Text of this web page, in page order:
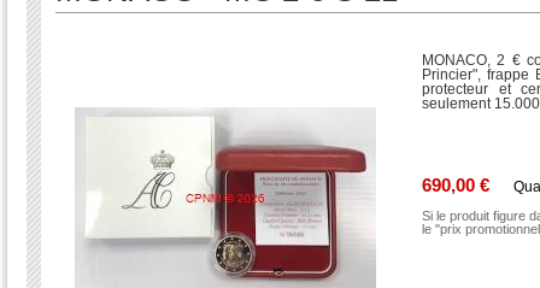
MONACO, 2 €
Princier", frappe
protecteur et
seulement
690,00 €
Si le produit figure
le "prix